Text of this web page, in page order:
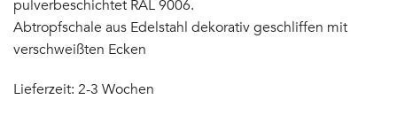
pulverbeschichtet RAL 9006.
Abtropfschale aus Edelstahl dekorativ geschliffen mit
verschweißten Ecken
Lieferzeit: 2-3 Wochen